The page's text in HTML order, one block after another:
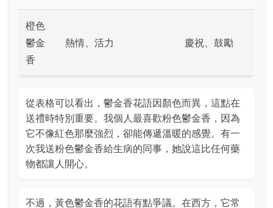
橙色
鬱金
香
熱情、活力 慶祝、鼓勵
從表格可以看出，鬱金香花語因顏色而異，這點在
送禮時特別重要。我個人最喜歡粉色鬱金香，因為
它不像紅色那麼強烈，卻能傳遞溫暖的感覺。有一
次我送粉色鬱金香給生病的同事，她說這比任何藥
物都讓人開心。
不過，黃色鬱金香的花語有點爭議。在西方，它常